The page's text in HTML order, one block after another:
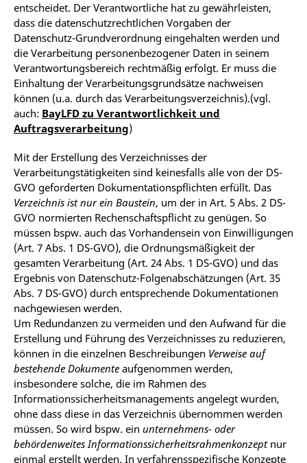
entscheidet. Der Verantwortliche hat zu gewährleisten,
dass die datenschutzrechtlichen Vorgaben der
Datenschutz-Grundverordnung eingehalten werden und
die Verarbeitung personenbezogener Daten in seinem
Verantwortungsbereich rechtmäßig erfolgt. Er muss die
Einhaltung der Verarbeitungsgrundsätze nachweisen
können (u.a. durch das Verarbeitungsverzeichnis).(vgl.
auch: BayLFD zu Verantwortlichkeit und
Auftragsverarbeitung)
Mit der Erstellung des Verzeichnisses der
Verarbeitungstätigkeiten sind keinesfalls alle von der DS-
GVO geforderten Dokumentationspflichten erfüllt. Das
Verzeichnis ist nur ein Baustein, um der in Art. 5 Abs. 2 DS-
GVO normierten Rechenschaftspflicht zu genügen. So
müssen bspw. auch das Vorhandensein von Einwilligungen
(Art. 7 Abs. 1 DS-GVO), die Ordnungsmäßigkeit der
gesamten Verarbeitung (Art. 24 Abs. 1 DS-GVO) und das
Ergebnis von Datenschutz-Folgenabschätzungen (Art. 35
Abs. 7 DS-GVO) durch entsprechende Dokumentationen
nachgewiesen werden.
Um Redundanzen zu vermeiden und den Aufwand für die
Erstellung und Führung des Verzeichnisses zu reduzieren,
können in die einzelnen Beschreibungen Verweise auf
bestehende Dokumente aufgenommen werden,
insbesondere solche, die im Rahmen des
Informationssicherheitsmanagements angelegt wurden,
ohne dass diese in das Verzeichnis übernommen werden
müssen. So wird bspw. ein unternehmens- oder
behördenweites Informationssicherheitsrahmenkonzeptnur
einmal erstellt werden. In verfahrensspezifische Konzepte